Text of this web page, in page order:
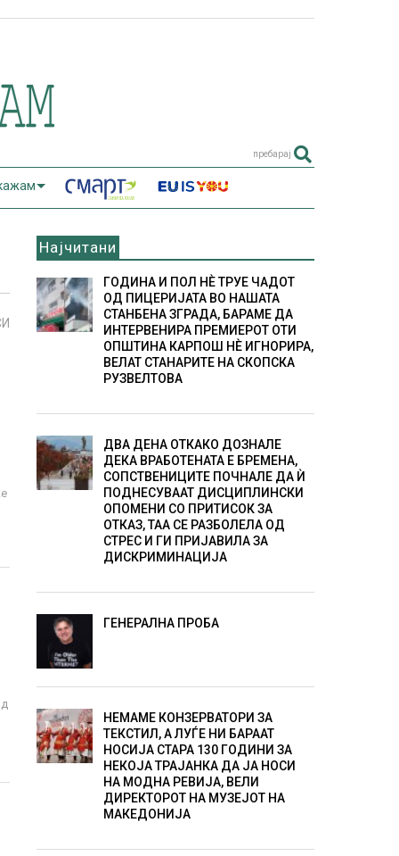
пребарај
Најчитани
ГОДИНА И ПОЛ НÈ ТРУЕ ЧАДОТ
ОД ПИЦЕРИЈАТА ВО НАШАТА
СТАНБЕНА ЗГРАДА, БАРАМЕ ДА
ИНТЕРВЕНИРА ПРЕМИЕРОТ ОТИ
ОПШТИНА КАРПОШ НÈ ИГНОРИРА,
ВЕЛАТ СТАНАРИТЕ НА СКОПСКА
РУЗВЕЛТОВА
ДВА ДЕНА ОТКАКО ДОЗНАЛЕ
ДЕКА ВРАБОТЕНАТА Е БРЕМЕНА,
СОПСТВЕНИЦИТЕ ПОЧНАЛЕ ДА Ѝ
ПОДНЕСУВААТ ДИСЦИПЛИНСКИ
ОПОМЕНИ СО ПРИТИСОК ЗА
ОТКАЗ, ТАА СЕ РАЗБОЛЕЛА ОД
СТРЕС И ГИ ПРИЈАВИЛА ЗА
ДИСКРИМИНАЦИЈА
ГЕНЕРАЛНА ПРОБА
НЕМАМЕ КОНЗЕРВАТОРИ ЗА
ТЕКСТИЛ, А ЛУЃЕ НИ БАРААТ
НОСИЈА СТАРА 130 ГОДИНИ ЗА
НЕКОЈА ТРАЈАНКА ДА ЈА НОСИ
НА МОДНА РЕВИЈА, ВЕЛИ
ДИРЕКТОРОТ НА МУЗЕЈОТ НА
МАКЕДОНИЈА